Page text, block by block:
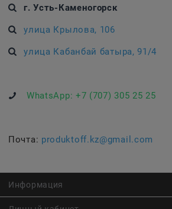
г. Усть-Каменогорск
улица Крылова, 106
улица Кабанбай батыра, 91/4
WhatsApp: +7 (707) 305 25 25
Почта: produktoff.kz@gmail.com
Информация